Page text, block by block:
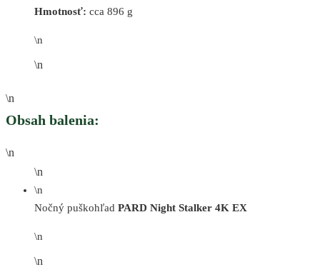
Hmotnosť: cca 896 g
\n
\n
\n
Obsah balenia:
\n
\n
\n
Nočný puškohľad PARD Night Stalker 4K EX
\n
\n